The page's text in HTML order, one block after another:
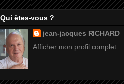
Qui êtes-vous ?
jean-jacques RICHARD
Afficher mon profil complet